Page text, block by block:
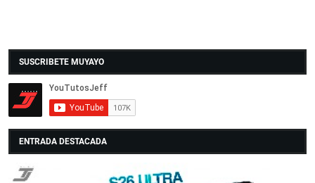
SUSCRIBETE MUYAYO
ENTRADA DESTACADA